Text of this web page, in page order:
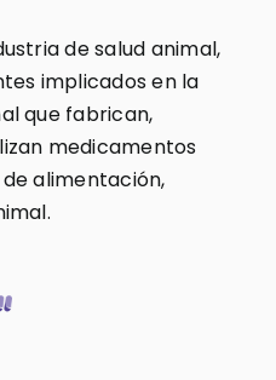
de salud animal,
implicados en la
que fabrican,
medicamentos
alimentación,